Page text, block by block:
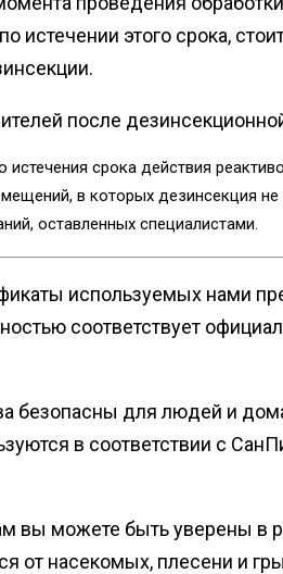
истечении этого срока,
после
срока действия
в которых дезинсекция не
оставленных специалистами.
используемых нами
соответствует
безопасны для людей и
в соответствии с
можете быть уверены в
от насекомых, плесени и